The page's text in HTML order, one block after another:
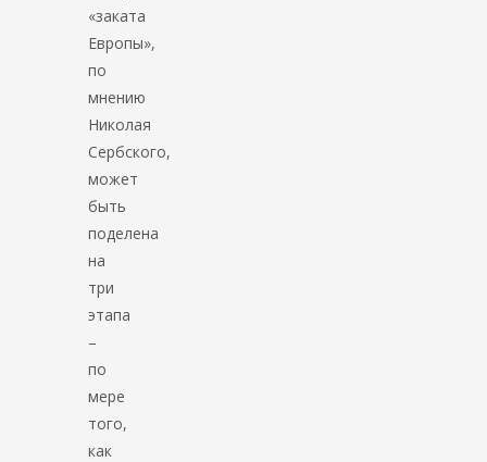
«заката
Европы»,
по
мнению
Николая
Сербского,
может
быть
поделена
на
три
этапа
–
по
мере
того,
как